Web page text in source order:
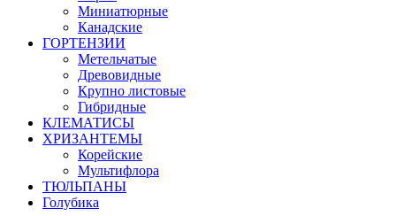
Миниатюрные
Канадские
ГОРТЕНЗИИ
Метельчатые
Древовидные
Крупно листовые
Гибридные
КЛЕМАТИСЫ
ХРИЗАНТЕМЫ
Корейские
Мультифлора
ТЮЛЬПАНЫ
Голубика